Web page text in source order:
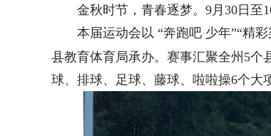
金秋时节，青春逐梦。9月30日至
本届运动会以 “奔跑吧· 少年”“精
县教育体育局承办。赛事汇聚全州5个
球、排球、足球、藤球、啦啦操6个大